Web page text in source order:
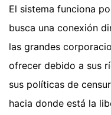
El sistema funciona
busca una conexión
las grandes
ofrecer debido a sus
sus políticas de
hacia donde está la